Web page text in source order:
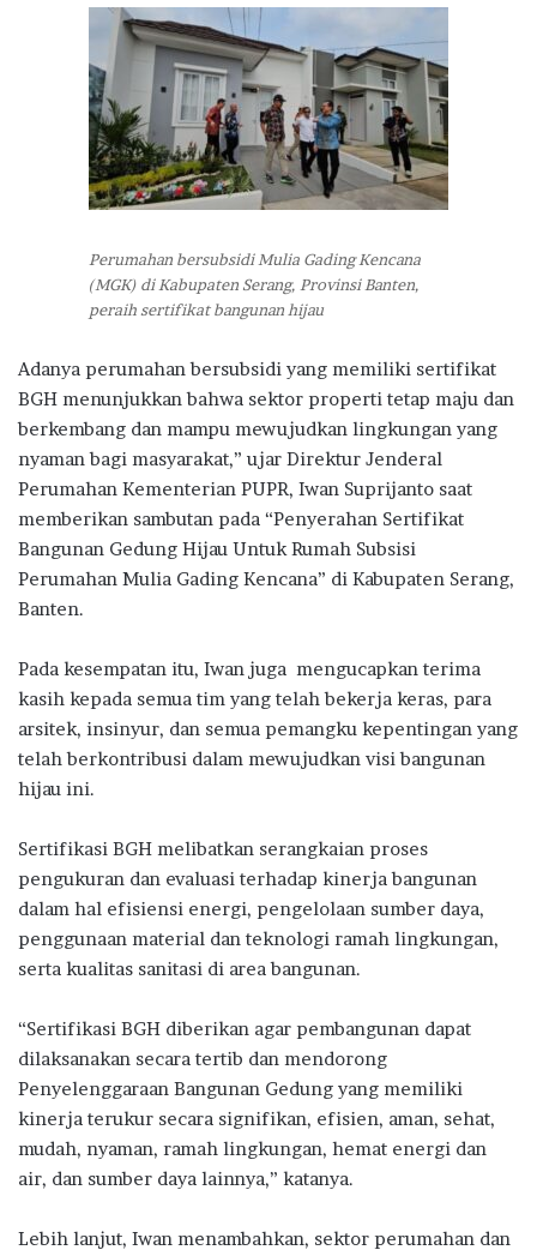
Perumahan bersubsidi Mulia Gading Kencana
(MGK) di Kabupaten Serang, Provinsi Banten,
peraih sertifikat bangunan hijau
Adanya perumahan bersubsidi yang memiliki sertifikat
BGH menunjukkan bahwa sektor properti tetap maju dan
berkembang dan mampu mewujudkan lingkungan yang
nyaman bagi masyarakat,” ujar Direktur Jenderal
Perumahan Kementerian PUPR, Iwan Suprijanto saat
memberikan sambutan pada “Penyerahan Sertifikat
Bangunan Gedung Hijau Untuk Rumah Subsisi
Perumahan Mulia Gading Kencana” di Kabupaten Serang,
Banten.
Pada kesempatan itu, Iwan juga mengucapkan terima
kasih kepada semua tim yang telah bekerja keras, para
arsitek, insinyur, dan semua pemangku kepentingan yang
telah berkontribusi dalam mewujudkan visi bangunan
hijau ini.
Sertifikasi BGH melibatkan serangkaian proses
pengukuran dan evaluasi terhadap kinerja bangunan
dalam hal efisiensi energi, pengelolaan sumber daya,
penggunaan material dan teknologi ramah lingkungan,
serta kualitas sanitasi di area bangunan.
“Sertifikasi BGH diberikan agar pembangunan dapat
dilaksanakan secara tertib dan mendorong
Penyelenggaraan Bangunan Gedung yang memiliki
kinerja terukur secara signifikan, efisien, aman, sehat,
mudah, nyaman, ramah lingkungan, hemat energi dan
air, dan sumber daya lainnya,” katanya.
Lebih lanjut, Iwan menambahkan, sektor perumahan dan